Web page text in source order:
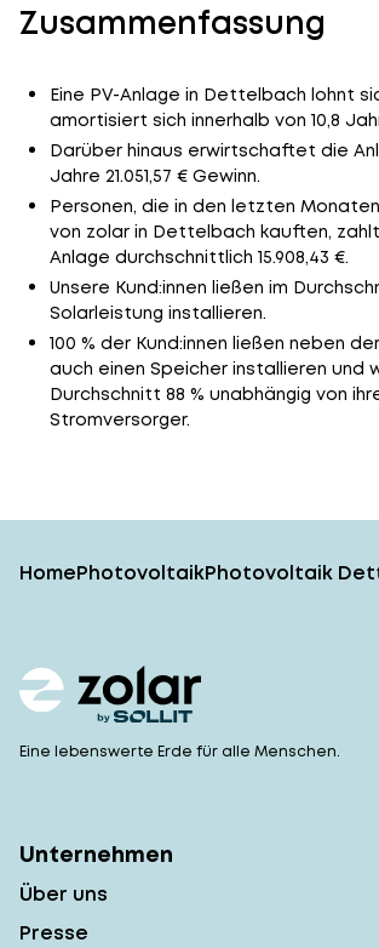
Zusammenfassung
Eine PV-Anlage in Dettelbach lohnt
amortisiert sich innerhalb von 10,8
Darüber hinaus erwirtschaftet die
Jahre 21.051,57 € Gewinn.
Personen, die in den letzten
von zolar in Dettelbach kauften,
Anlage durchschnittlich 15.908,43 €.
Unsere Kund:innen ließen im
Solarleistung installieren.
100 % der Kund:innen ließen neben
auch einen Speicher installieren und
Durchschnitt 88 % unabhängig von
Stromversorger.
HomePhotovoltaikPhotovoltaik
Eine lebenswerte Erde für alle Menschen.
Unternehmen
Über uns
Presse